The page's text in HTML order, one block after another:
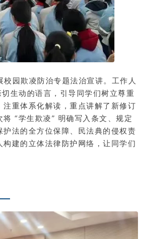
园欺凌防治专题法治宣讲。工作人
生动的语言，引导同学们树立尊重
重体系化解读，重点讲解了新修订
“学生欺凌” 明确写入条文、规定
法的全方位保障、民法典的侵权责
建的立体法律防护网络，让同学们